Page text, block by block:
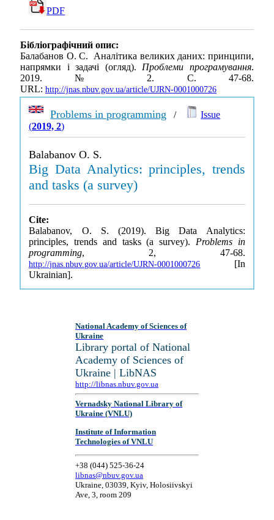
PDF
Бібліографічний опис:
Балабанов О. С. Аналітика великих даних: принципи,
напрямки і задачі (огляд).Проблеми програмування.
2019. № 2. С. 47-68.
URL: http://jnas.nbuv.gov.ua/article/UJRN-0001000726
Problems in programming /
Issue
(2019, 2)
Balabanov O. S.
Big Data Analytics: principles, trends
and tasks (a survey)
Cite:
Balabanov, O. S. (2019). Big Data Analytics:
principles, trends and tasks (a survey). Problems in
programming, 2, 47-68.
http://jnas.nbuv.gov.ua/article/UJRN-0001000726 [In
Ukrainian].
National Academy of Sciences of
Ukraine
Library portal of National
Academy of Sciences of
Ukraine | LibNAS
http://libnas.nbuv.gov.ua
Vernadsky National Library of
Ukraine (VNLU)
Institute of Information
Technologies of VNLU
+38 (044) 525-36-24
libnas@nbuv.gov.ua
Ukraine, 03039, Kyiv, Holosiivskyi
Ave, 3, room 209